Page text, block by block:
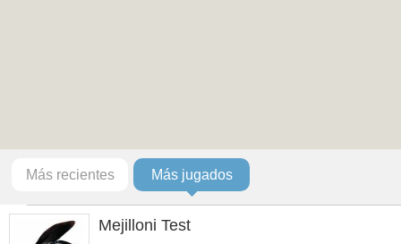
Más recientes Más jugados
Mejilloni Test